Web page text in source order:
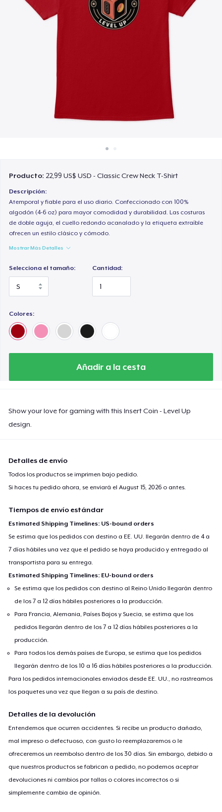
Venda en todas partes
Producto: 22,99 US$ USD - Classic Crew Neck T-Shirt
Descripción:
Atemporal y fiable para el uso diario. Confeccionado con 100%
algodón (4-6 oz) para mayor comodidad y durabilidad. Las costuras
de doble aguja, el cuello redondo acanalado y la etiqueta extraíble
ofrecen un estilo clásico y cómodo.
Mostrar Más Detalles
Selecciona el tamaño: Cantidad:
Colores:
Añadir a la cesta
Show your love for gaming with this Insert Coin - Level Up
design.
Detalles de envío
Todos los productos se imprimen bajo pedido.
Si haces tu pedido ahora, se enviará elAugust 15, 2026 o antes.
Tiempos de envío estándar
Estimated Shipping Timelines: US-bound orders
Se estima que los pedidos con destino a EE. UU. llegarán dentro de 4 a
7 días hábiles una vez que el pedido se haya producido y entregado al
transportista para su entrega.
Estimated Shipping Timelines: EU-bound orders
Se estima que los pedidos con destino al Reino Unido llegarán dentro
de los 7 a 12 días hábiles posteriores a la producción.
Para Francia, Alemania, Países Bajos y Suecia, se estima que los
pedidos llegarán dentro de los 7 a 12 días hábiles posteriores a la
producción.
Para todos los demás países de Europa, se estima que los pedidos
llegarán dentro de los 10 a 16 días hábiles posteriores a la producción.
Para los pedidos internacionales enviados desde EE. UU., no rastreamos
los paquetes una vez que llegan a su país de destino.
Detalles de la devolución
Entendemos que ocurren accidentes. Si recibe un producto dañado,
mal impreso o defectuoso, con gusto lo reemplazaremos o le
ofreceremos un reembolso dentro de los 30 días. Sin embargo, debido a
que nuestros productos se fabrican a pedido, no podemos aceptar
devoluciones ni cambios por tallas o colores incorrectos o si
simplemente cambia de opinión.